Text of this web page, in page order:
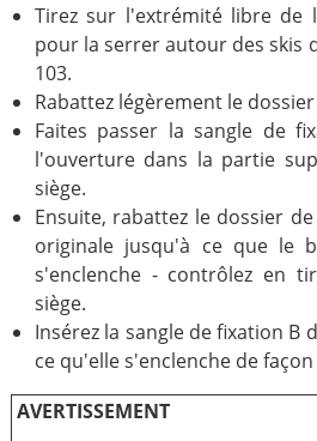
Tirez sur l'extrémité libre de
pour la serrer autour des skis
103.
Rabattez légèrement le
Faites passer la sangle de
l'ouverture dans la partie
siège.
Ensuite, rabattez le dossier
originale jusqu'à ce que le
s'enclenche - contrôlez en
siège.
Insérez la sangle de fixation B
ce qu'elle s'enclenche de
AVERTISSEMENT